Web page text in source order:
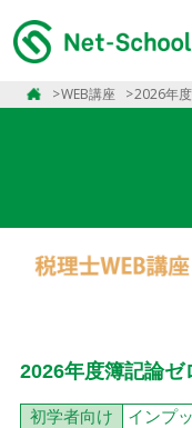
WEB講座 2026年
2026年度簿記論ゼ
初学者向け インプ